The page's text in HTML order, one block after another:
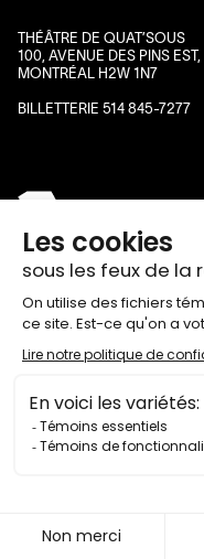
THÉÂTRE DE QUAT’SOUS
100, AVENUE DES PINS EST,
MONTRÉAL H2W 1N7
BILLETTERIE 514 845-7277